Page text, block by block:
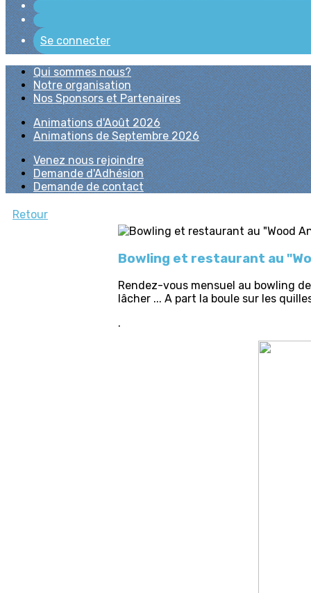
Se connecter
Qui sommes nous?
Notre organisation
Nos Sponsors et Partenaires
Animations d'Août 2026
Animations de Septembre 2026
Venez nous rejoindre
Demande d'Adhésion
Demande de contact
Retour
Bowling et restaurant au
Rendez-vous mensuel au bowling
lâcher ... A part la boule sur les
.